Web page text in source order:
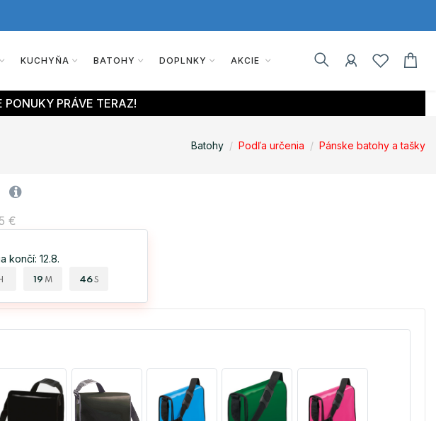
KUCHYŇA BATOHY DOPLNKY AKCIE
PRÁVE TERAZ!
Batohy Podľa určenia Pánske batohy a tašky
€
končí: 12.8.
19 M 45 S